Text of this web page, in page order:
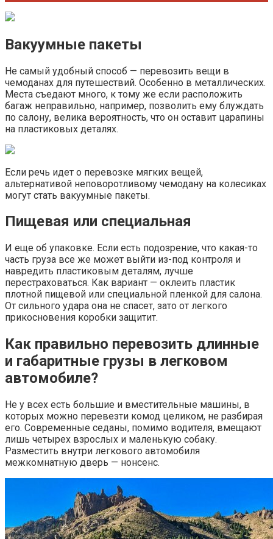
Вакуумные пакеты
Не самый удобный способ — перевозить вещи в
чемоданах для путешествий. Особенно в металлических.
Места съедают много, к тому же если расположить
багаж неправильно, например, позволить ему блуждать
по салону, велика вероятность, что он оставит царапины
на пластиковых деталях.
Если речь идет о перевозке мягких вещей,
альтернативой неповоротливому чемодану на колесиках
могут стать вакуумные пакеты.
Пищевая или специальная
И еще об упаковке. Если есть подозрение, что какая-то
часть груза все же может выйти из-под контроля и
навредить пластиковым деталям, лучше
перестраховаться. Как вариант — оклеить пластик
плотной пищевой или специальной пленкой для салона.
От сильного удара она не спасет, зато от легкого
прикосновения коробки защитит.
Как правильно перевозить длинные
и габаритные грузы в легковом
автомобиле?
Не у всех есть большие и вместительные машины, в
которых можно перевезти комод целиком, не разбирая
его. Современные седаны, помимо водителя, вмещают
лишь четырех взрослых и маленькую собаку.
Разместить внутри легкового автомобиля
межкомнатную дверь — нонсенс.